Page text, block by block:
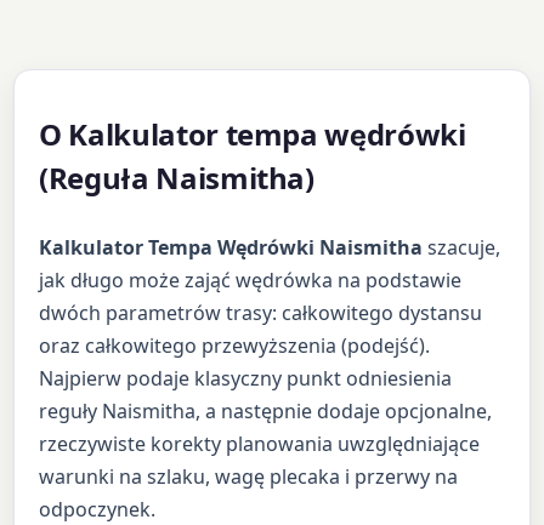
O Kalkulator tempa wędrówki
(Reguła Naismitha)
Kalkulator Tempa Wędrówki Naismitha szacuje,
jak długo może zająć wędrówka na podstawie
dwóch parametrów trasy: całkowitego dystansu
oraz całkowitego przewyższenia (podejść).
Najpierw podaje klasyczny punkt odniesienia
reguły Naismitha, a następnie dodaje opcjonalne,
rzeczywiste korekty planowania uwzględniające
warunki na szlaku, wagę plecaka i przerwy na
odpoczynek.